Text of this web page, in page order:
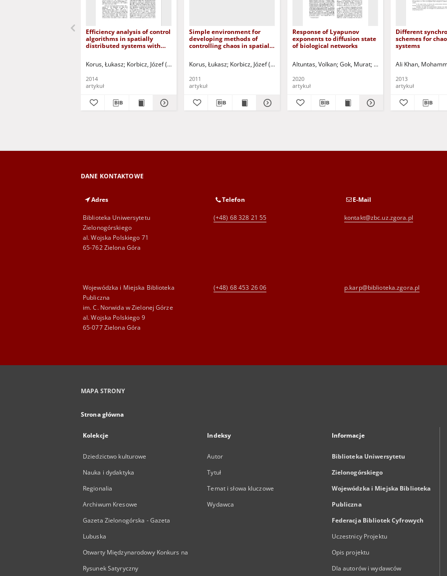
Efficiency analysis of control
algorithms in spatially
distributed systems with
Korus, Łukasz Korbicz, Józef (1951- ) - red. Uciński, Dariusz - red.
2014
artykuł
Simple environment for
developing methods of
controlling chaos in spatially
Korus, Łukasz Korbicz, Józef (1951- ) - red. Uciński, Dariusz - red.
2011
artykuł
Response of Lyapunov
exponents to diffusion state
of biological networks
Altuntas, Volkan Gok, Murat Kocal, Osman Hilmi
2020
artykuł
Different
schemes for
systems
Ali Khan,
2013
artykuł
DANE KONTAKTOWE
Adres
Biblioteka Uniwersytetu
Zielonogórskiego
al. Wojska Polskiego 71
65-762 Zielona Góra
Telefon
(+48) 68 328 21 55
E-Mail
kontakt@zbc.uz.zgora.pl
Wojewódzka i Miejska Biblioteka
Publiczna
im. C. Norwida w Zielonej Górze
al. Wojska Polskiego 9
65-077 Zielona Góra
(+48) 68 453 26 06 p.karp@biblioteka.zgora.pl
MAPA STRONY
Strona główna
Kolekcje
Dziedzictwo kulturowe
Nauka i dydaktyka
Regionalia
Archiwum Kresowe
Gazeta Zielonogórska - Gazeta
Lubuska
Otwarty Międzynarodowy Konkurs na
Rysunek Satyryczny
Indeksy
Autor
Tytuł
Temat i słowa kluczowe
Wydawca
Informacje
Biblioteka Uniwersytetu
Zielonogórskiego
Wojewódzka i Miejska Biblioteka
Publiczna
Federacja Bibliotek Cyfrowych
Uczestnicy Projektu
Opis projektu
Dla autorów i wydawców